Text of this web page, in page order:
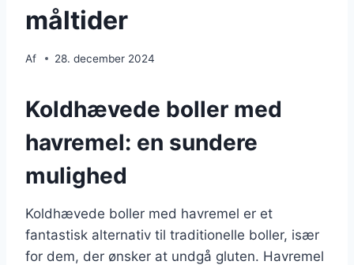
måltider
Af 28. december 2024
Koldhævede boller med
havremel: en sundere
mulighed
Koldhævede boller med havremel er et
fantastisk alternativ til traditionelle boller, især
for dem, der ønsker at undgå gluten. Havremel